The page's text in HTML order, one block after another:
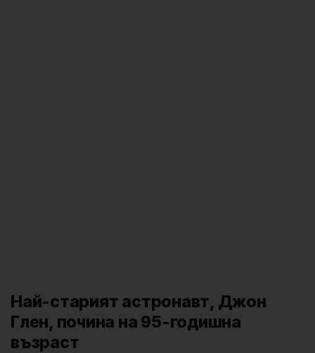
Най-старият астронавт, Джон
Глен, почина на 95-годишна
възраст